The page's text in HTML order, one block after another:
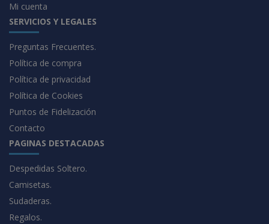
Mi cuenta
SERVICIOS Y LEGALES
Preguntas Frecuentes.
Política de compra
Política de privacidad
Política de Cookies
Puntos de Fidelización
Contacto
PAGINAS DESTACADAS
Despedidas Soltero.
Camisetas.
Sudaderas.
Regalos.